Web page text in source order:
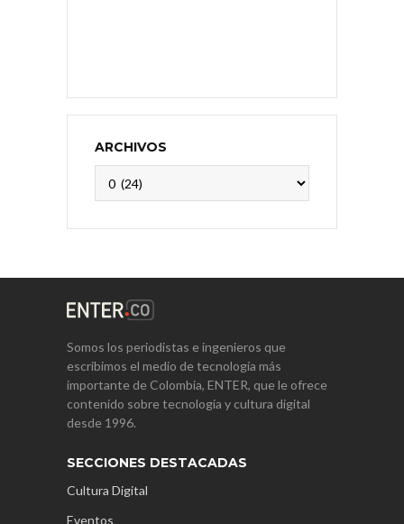
ARCHIVOS
Somos los periodistas e ingenieros que
escribimos el medio de tecnología más
importante de Colombia, ENTER, que le ofrece
contenido sobre tecnología y cultura digital
desde 1996.
SECCIONES DESTACADAS
Cultura Digital
Eventos